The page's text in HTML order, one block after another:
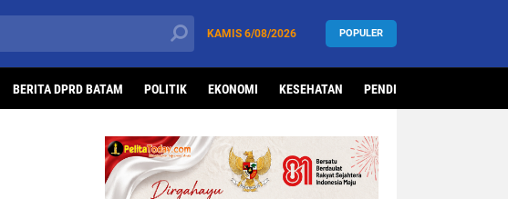
KAMIS 6/08/2026 POPULER
BERITA DPRD BATAM POLITIK EKONOMI KESEHATAN PENDIDIKAN